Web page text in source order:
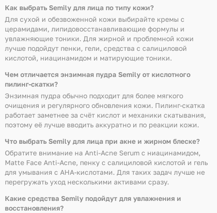
Как выбрать Semily для лица по типу кожи?
Для сухой и обезвоженной кожи выбирайте кремы с
церамидами, липидовосстанавливающие формулы и
увлажняющие тоники. Для жирной и проблемной кожи
лучше подойдут пенки, гели, средства с салициловой
кислотой, ниацинамидом и матирующие тоники.
Чем отличается энзимная пудра Semily от кислотного
пилинг-скатки?
Энзимная пудра обычно подходит для более мягкого
очищения и регулярного обновления кожи. Пилинг-скатка
работает заметнее за счёт кислот и механики скатывания,
поэтому её лучше вводить аккуратно и по реакции кожи.
Что выбрать Semily для лица при акне и жирном блеске?
Обратите внимание на Anti-Acne Serum с ниацинамидом,
Matte Face Anti-Acne, пенку с салициловой кислотой и гель
для умывания с AHA-кислотами. Для таких задач лучше не
перегружать уход несколькими активами сразу.
Какие средства Semily подойдут для увлажнения и
восстановления?